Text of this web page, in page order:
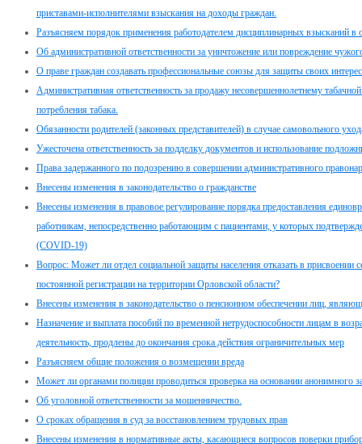
приставами-исполнителями взыскания на доходы граждан.
Разъясняем порядок применения работодателем дисциплинарных взысканий в
Об административной ответственности за уничтожение или повреждение
О праве граждан создавать профессиональные союзы для защиты своих
Административная ответственность за продажу несовершеннолетнему
потребления табака.
Обязанности родителей (законных представителей) в случае самовольного
Ужесточена ответственность за подделку документов и использование
Права задержанного по подозрению в совершении административного
Внесены изменения в законодательство о гражданстве
Внесены изменения в правовое регулирование порядка предоставления
работникам, непосредственно работающим с пациентами, у которых
(COVID-19)
Вопрос: Может ли отдел социальной защиты населения отказать в присвоении
постоянной регистрации на территории Орловской области?
Внесены изменения в законодательство о пенсионном обеспечении лиц,
Назначение и выплата пособий по временной нетрудоспособности лицам в
деятельность, продлены до окончания срока действия ограничительных мер
Разъясняем общие положения о возмещении вреда
Может ли органами полиции проводиться проверка на основании анонимного
Об уголовной ответственности за мошенничество.
О сроках обращения в суд за восстановлением трудовых прав
Внесены изменения в нормативные акты, касающиеся вопросов поверки